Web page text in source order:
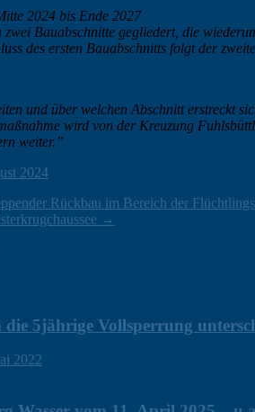
2024 bis Ende 2027
Bauabschnitte gegliedert, die
des ersten Bauabschnitts folgt der
und über welchen Abschnitt erstreckt
wird von der Kreuzung
weiter.”
2024
Borstel,
News
Rückbau im Bereich der
→
die 5jährige Vollsperrung
2022